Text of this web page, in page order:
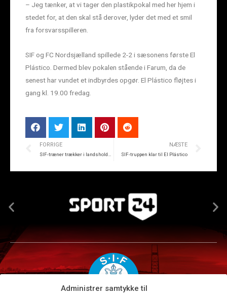
Administrer samtykke til
– Jeg tænker, at vi tager den plastikpokal med her hjem i
stedet for, at den skal stå derover, lyder det med et smil
fra forsvarsspilleren.
SIF og FC Nordsjælland spillede 2-2 i sæsonens første El
Plástico. Dermed blev pokalen stående i Farum, da de
senest har vundet et indbyrdes opgør. El Plástico fløjtes i
gang kl. 19.00 fredag.
FORRIGE
SIF-træner trækker i landsholds-trøje
NÆSTE
SIF-truppen klar til El Plástico